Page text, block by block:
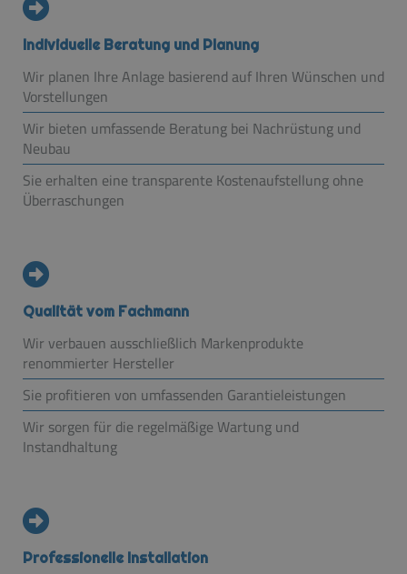
Individuelle Beratung und Planung
Wir planen Ihre Anlage basierend auf Ihren Wünschen und
Vorstellungen
Wir bieten umfassende Beratung bei Nachrüstung und
Neubau
Sie erhalten eine transparente Kostenaufstellung ohne
Überraschungen
Qualität vom Fachmann
Wir verbauen ausschließlich Markenprodukte
renommierter Hersteller
Sie profitieren von umfassenden Garantieleistungen
Wir sorgen für die regelmäßige Wartung und
Instandhaltung
Professionelle Installation